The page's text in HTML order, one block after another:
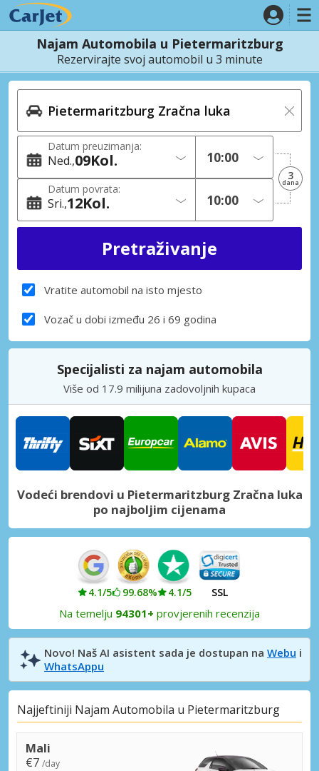
Najam Automobila u Pietermaritzburg
Rezervirajte svoj automobil u 3 minute
Datum preuzimanja:
Ned. 09Kol.
Datum povrata:
Sri. 12Kol.
3
dana
Vratite automobil na isto mjesto
Vozač u dobi između 26 i 69 godina
Specijalisti za najam automobila
Više od 17.9 milijuna zadovoljnih kupaca
Vodeći brendovi u Pietermaritzburg Zračna luka
po najboljim cijenama
4.1/5 99.68% 4.1/5 SSL
Na temelju 94301+ provjerenih recenzija
Novo! Naš AI asistent sada je dostupan na Webu i
WhatsAppu
Najjeftiniji Najam Automobila u Pietermaritzburg
Mali
€7 /day